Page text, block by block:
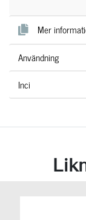
Mer
Användning
Inci